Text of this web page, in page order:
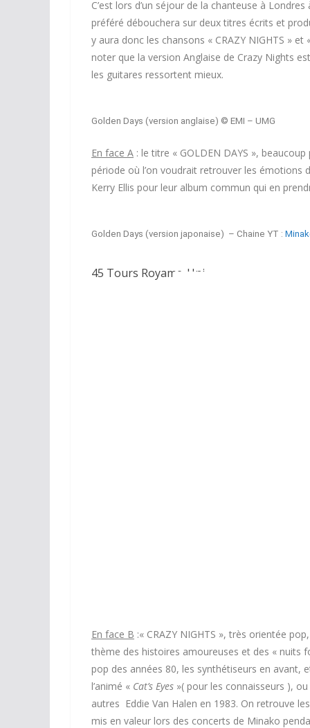
45 Tours Royame-Uni
C’est lors d’un séjour de la chanteuse à
préféré débouchera sur deux titres écrits et
y aura donc les chansons « CRAZY NIGHTS »
noter que la version Anglaise de Crazy Nights
les guitares ressortent mieux.
Golden Days (version anglaise) © EMI – UMG
En face A : le titre « GOLDEN DAYS »,
période où l’on voudrait retrouver les émotions
Kerry Ellis pour leur album commun qui en
Golden Days (version japonaise) – Chaine YT :
En face B :« CRAZY NIGHTS », très orientée
thème des histoires amoureuses et des « nuits
pop des années 80, les synthétiseurs en avant,
l’animé « Cat’s Eyes »( pour les connaisseurs ),
autres Eddie Van Halen en 1983. On retrouve
mis en valeur lors des concerts de Minako